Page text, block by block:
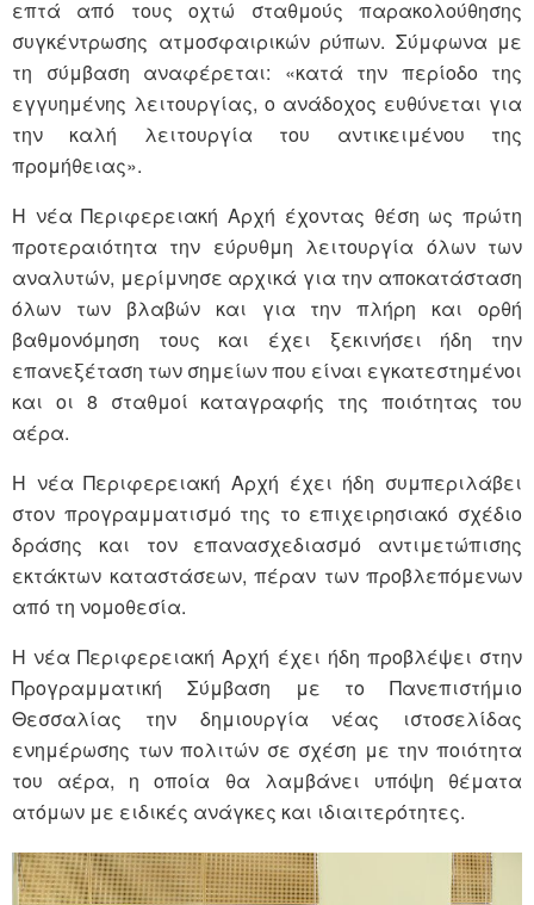
επτά από τους οχτώ σταθμούς παρακολούθησης
συγκέντρωσης ατμοσφαιρικών ρύπων. Σύμφωνα με
τη σύμβαση αναφέρεται: «κατά την περίοδο της
εγγυημένης λειτουργίας, ο ανάδοχος ευθύνεται για
την καλή λειτουργία του αντικειμένου της
προμήθειας».
Η νέα Περιφερειακή Αρχή έχοντας θέση ως πρώτη
προτεραιότητα την εύρυθμη λειτουργία όλων των
αναλυτών, μερίμνησε αρχικά για την αποκατάσταση
όλων των βλαβών και για την πλήρη και ορθή
βαθμονόμηση τους και έχει ξεκινήσει ήδη την
επανεξέταση των σημείων που είναι εγκατεστημένοι
και οι 8 σταθμοί καταγραφής της ποιότητας του
αέρα.
Η νέα Περιφερειακή Αρχή έχει ήδη συμπεριλάβει
στον προγραμματισμό της το επιχειρησιακό σχέδιο
δράσης και τον επανασχεδιασμό αντιμετώπισης
εκτάκτων καταστάσεων, πέραν των προβλεπόμενων
από τη νομοθεσία.
Η νέα Περιφερειακή Αρχή έχει ήδη προβλέψει στην
Προγραμματική Σύμβαση με το Πανεπιστήμιο
Θεσσαλίας την δημιουργία νέας ιστοσελίδας
ενημέρωσης των πολιτών σε σχέση με την ποιότητα
του αέρα, η οποία θα λαμβάνει υπόψη θέματα
ατόμων με ειδικές ανάγκες και ιδιαιτερότητες.